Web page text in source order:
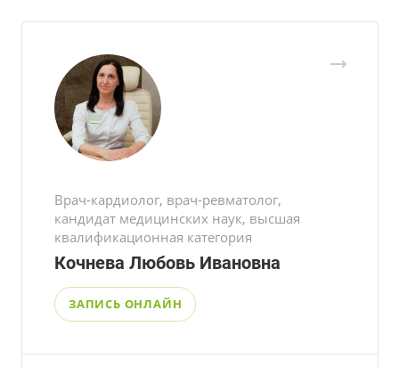
Врач-кардиолог, врач-ревматолог,
кандидат медицинских наук, высшая
квалификационная категория
Кочнева Любовь Ивановна
ЗАПИСЬ ОНЛАЙН